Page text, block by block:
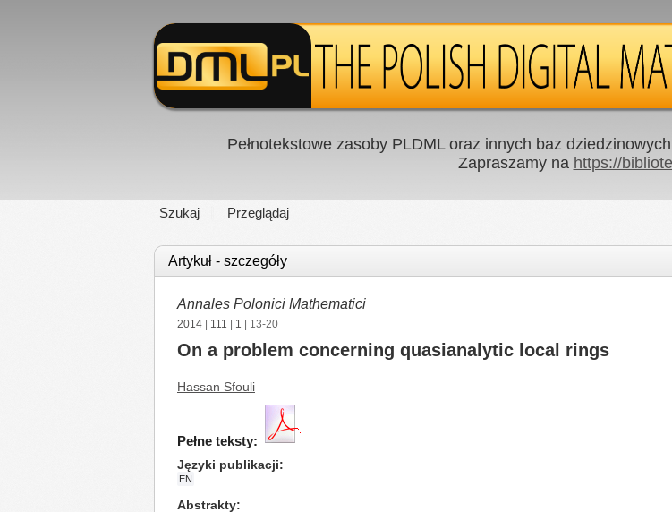
Pełnotekstowe zasoby PLDML oraz innych baz
Zapraszamy na https://
Szukaj Przeglądaj
Artykuł - szczegóły
Annales Polonici Mathematici
2014 111 1 | 13-20
On a problem concerning quasianalytic local rings
Hassan Sfouli
Pełne teksty:
Języki publikacji
EN
Abstrakty